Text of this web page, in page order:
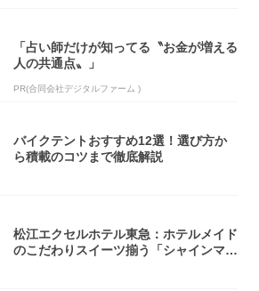
「占い師だけが知ってる〝お金が増える
人の共通点〟」
PR(合同会社デジタルファーム )
バイクテントおすすめ12選！選び方か
ら積載のコツまで徹底解説
松江エクセルホテル東急：ホテルメイド
のこだわりスイーツ揃う「シャインマス